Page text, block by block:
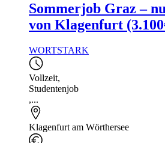
Sommerjob Graz –
von Klagenfurt
WORTSTARK
Vollzeit,
Studentenjob
,...
Klagenfurt am Wörthersee